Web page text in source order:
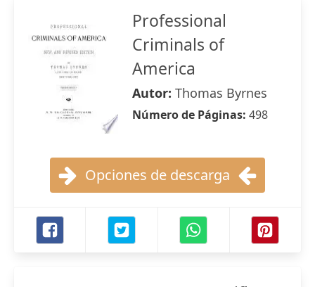
Professional
Criminals of
America
Autor: Thomas Byrnes
Número de Páginas: 498
Opciones de descarga